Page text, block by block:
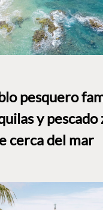
pesquero
y pescado
cerca del mar